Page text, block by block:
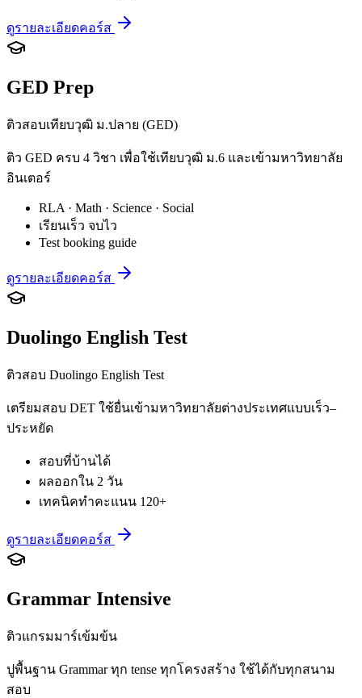
ดูรายละเอียดคอร์ส
GED Prep
ติวสอบเทียบวุฒิ ม.ปลาย (GED)
ติว GED ครบ 4 วิชา เพื่อใช้เทียบวุฒิ ม.6 และเข้ามหาวิทยาลัย
อินเตอร์
RLA · Math · Science · Social
เรียนเร็ว จบไว
Test booking guide
ดูรายละเอียดคอร์ส
Duolingo English Test
ติวสอบ Duolingo English Test
เตรียมสอบ DET ใช้ยื่นเข้ามหาวิทยาลัยต่างประเทศแบบเร็ว–
ประหยัด
สอบที่บ้านได้
ผลออกใน 2 วัน
เทคนิคทำคะแนน 120+
ดูรายละเอียดคอร์ส
Grammar Intensive
ติวแกรมมาร์เข้มข้น
ปูพื้นฐาน Grammar ทุก tense ทุกโครงสร้าง ใช้ได้กับทุกสนาม
สอบ